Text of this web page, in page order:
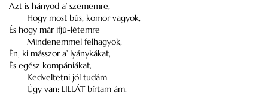
Azt is hányod a’ szememre,
Hogy most bús, komor vagyok,
És hogy már ifjú-létemre
Mindenemmel felhagyok,
Én, ki másszor a’ lyánykákat,
És egész kompániákat,
Kedveltetni jól tudám. –
Úgy van: LILLÁT bírtam ám.